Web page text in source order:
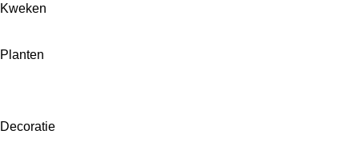
Kweken
Planten
Decoratie